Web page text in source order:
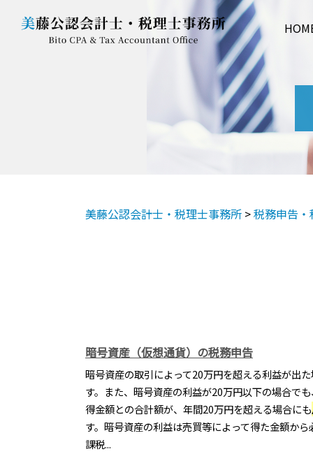
美藤公認会計士・税理士事務所 >税務申告
暗号資産（仮想通貨）の税務申告
暗号資産の取引によって20万円を超える利益が出
す。また、暗号資産の利益が20万円以下の場合で
得金額との合計額が、年間20万円を超える場合にも
す。暗号資産の利益は売買等によって得た金額か
課税...